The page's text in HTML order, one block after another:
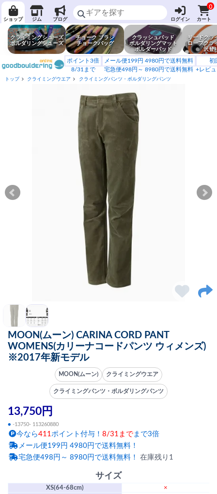
ショップ ジム ブログ ログイン
0
カート
クライミングシューズ
ボルダリングシューズ
チョーク ブラシ
チョークバッグ
クラッシュパッド
ボルダリングマット
ボルダーパッド
リードクラ
ロープクラ
沢登
ポイント3倍
8/31まで
メール便199円 4980円で送料無料
宅急便498円～ 8980円で送料無料
初
+レビ
トップ クライミングウエア クライミングパンツ・ボルダリングパンツ
MOON(ムーン) CARINA CORD PANT
WOMENS(カリーナコードパンツ ウィメンズ)
※2017年新モデル
MOON(ムーン) クライミングウエア
クライミングパンツ・ボルダリングパンツ
13,750円
● -13750- 113260880
今なら411 ポイント付与！ 8/31まで まで3倍
メール便199円 4980円で送料無料！
宅急便498円～ 8980円で送料無料！ 在庫残り1
サイズ
XS(64-68cm)
×